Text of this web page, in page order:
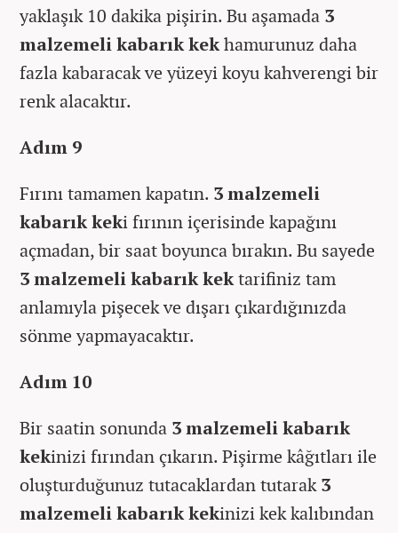
yaklaşık 10 dakika pişirin. Bu aşamada 3
malzemeli kabarık kekhamurunuz daha
fazla kabaracak ve yüzeyi koyu kahverengi bir
renk alacaktır.
Adım 9
Fırını tamamen kapatın. 3 malzemeli
kabarık keki fırının içerisinde kapağını
açmadan, bir saat boyunca bırakın. Bu sayede
3 malzemeli kabarık kektarifiniz tam
anlamıyla pişecek ve dışarı çıkardığınızda
sönme yapmayacaktır.
Adım 10
Bir saatin sonunda 3 malzemeli kabarık
kekinizi fırından çıkarın. Pişirme kâğıtları ile
oluşturduğunuz tutacaklardan tutarak3
malzemeli kabarık kekinizi kek kalıbından